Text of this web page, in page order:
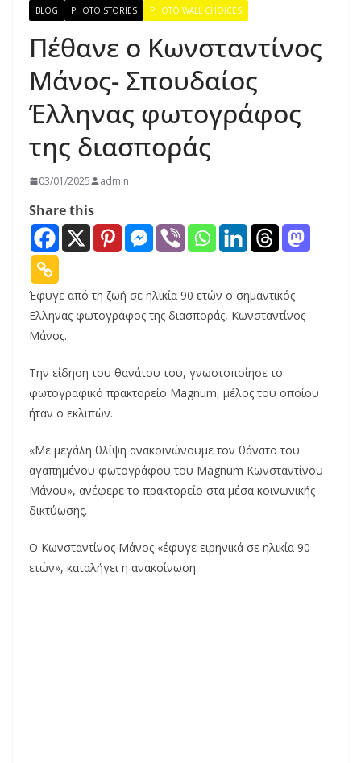
BLOG PHOTO STORIES PHOTO WALL CHOICES
Πέθανε ο Κωνσταντίνος
Μάνος- Σπουδαίος
Έλληνας φωτογράφος
της διασποράς
03/01/2025 admin
Share this
Έφυγε από τη ζωή σε ηλικία 90 ετών ο σημαντικός
Ελληνας φωτογράφος της διασποράς, Κωνσταντίνος
Μάνος.
Την είδηση του θανάτου του, γνωστοποίησε το
φωτογραφικό πρακτορείο Magnum, μέλος του οποίου
ήταν ο εκλιπών.
«Με μεγάλη θλίψη ανακοινώνουμε τον θάνατο του
αγαπημένου φωτογράφου του Magnum Κωνσταντίνου
Μάνου», ανέφερε το πρακτορείο στα μέσα κοινωνικής
δικτύωσης.
Ο Κωνσταντίνος Μάνος «έφυγε ειρηνικά σε ηλικία 90
ετών», καταλήγει η ανακοίνωση.